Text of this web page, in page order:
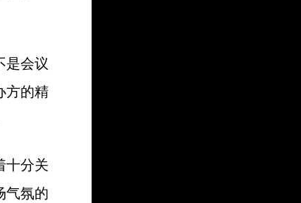
是会议
方的精
十分关
气氛的